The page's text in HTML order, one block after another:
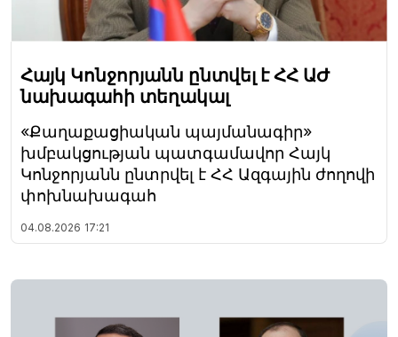
Հայկ Կոնջորյանն ընտվել է ՀՀ ԱԺ
նախագահի տեղակալ
«Քաղաքացիական պայմանագիր»
խմբակցության պատգամավոր Հայկ
Կոնջորյանն ընտրվել է ՀՀ Ազգային ժողովի
փոխնախագահ
04.08.2026 17:21